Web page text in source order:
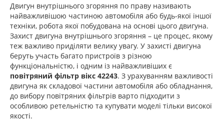
Двигун внутрішнього згоряння по праву називають
найважливішою частиною автомобіля або будь-якої іншої
техніки, робота якої побудована на основі цього двигуна.
Захист двигуна внутрішнього згоряння – це процес, якому
теж важливо приділяти велику увагу. У захисті двигуна
беруть участь багато пристроїв з різною
функціональністю, і одним із найважливіших є
повітряний фільтр вікс 42243. З урахуванням важливості
двигуна як складової частини автомобіля або обладнання,
до вибору повітряних фільтрів варто підходити з
особливою ретельністю та купувати моделі тільки високої
якості.